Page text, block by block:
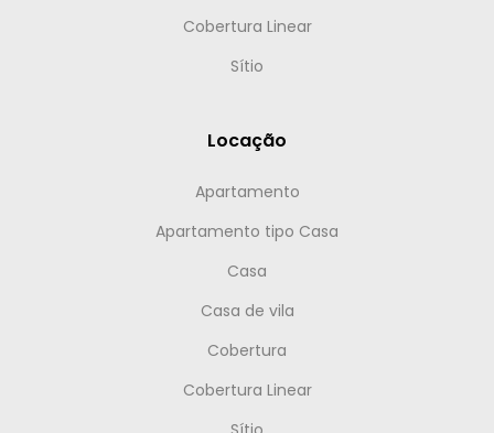
Cobertura Linear
Sítio
Locação
Apartamento
Apartamento tipo Casa
Casa
Casa de vila
Cobertura
Cobertura Linear